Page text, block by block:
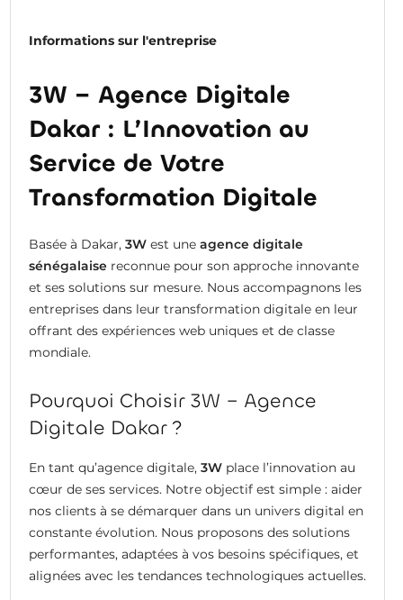
Informations sur l'entreprise
3W – Agence Digitale
Dakar : L’Innovation au
Service de Votre
Transformation Digitale
Basée à Dakar, 3West une agence digitale
sénégalaisereconnue pour son approche innovante
et ses solutions sur mesure. Nous accompagnons les
entreprises dans leur transformation digitale en leur
offrant des expériences web uniques et de classe
mondiale.
Pourquoi Choisir 3W – Agence
Digitale Dakar ?
En tant qu’agence digitale, 3Wplace l’innovation au
cœur de ses services. Notre objectif est simple : aider
nos clients à se démarquer dans un univers digital en
constante évolution. Nous proposons des solutions
performantes, adaptées à vos besoins spécifiques, et
alignées avec les tendances technologiques actuelles.